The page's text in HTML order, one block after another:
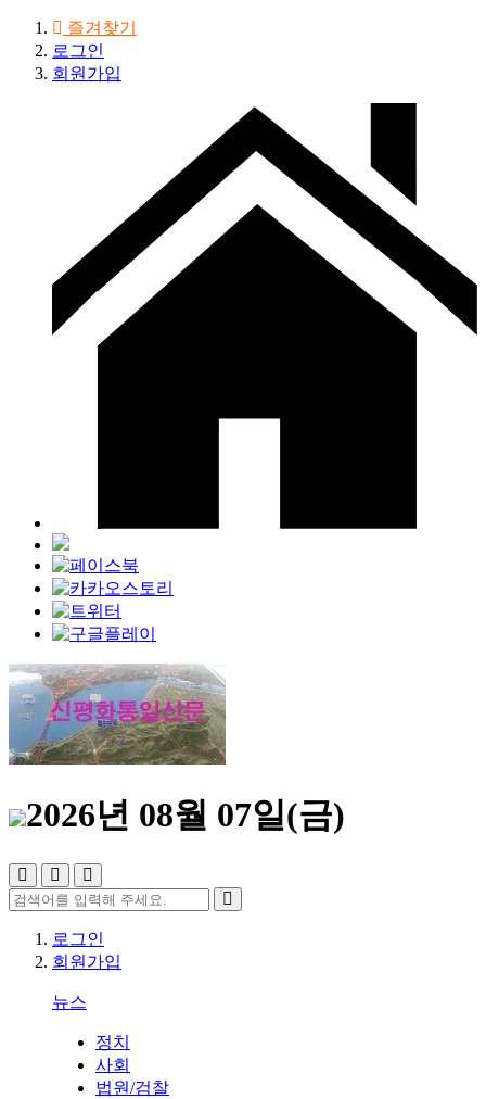
즐겨찾기
로그인
회원가입
2026년 08월 07일(금)
로그인
회원가입
뉴스
정치
사회
법원/검찰